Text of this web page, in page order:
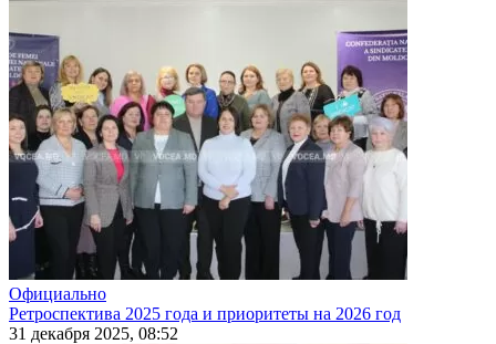
Официально
Ретроспектива 2025 года и приоритеты на 2026 год
31 декабря 2025, 08:52